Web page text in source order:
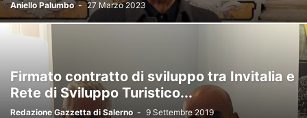
Aniello Palumbo - 27 Marzo 2023
Firmato contratto di sviluppo tra Invitalia e
Rete di Sviluppo Turistico...
Redazione Gazzetta di Salerno - 9 Settembre 2019